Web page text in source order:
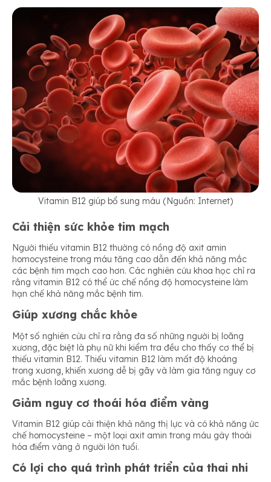
Vitamin B12 giúp bổ sung máu (Nguồn: Internet)
Cải thiện sức khỏe tim mạch
Người thiếu vitamin B12 thường có nồng độ axit amin
homocysteine trong máu tăng cao dẫn đến khả năng mắc
các bệnh tim mạch cao hơn. Các nghiên cứu khoa học chỉ ra
rằng vitamin B12 có thể ức chế nồng độ homocysteine làm
hạn chế khả năng mắc bệnh tim.
Giúp xương chắc khỏe
Một số nghiên cứu chỉ ra rằng đa số những người bị loãng
xương, đặc biệt là phụ nữ khi kiểm tra đều cho thấy cơ thể bị
thiếu vitamin B12. Thiếu vitamin B12 làm mất độ khoáng
trong xương, khiến xương dễ bị gãy và làm gia tăng nguy cơ
mắc bệnh loãng xương.
Giảm nguy cơ thoái hóa điểm vàng
Vitamin B12 giúp cải thiện khả năng thị lực và có khả năng ức
chế homocysteine – một loại axit amin trong máu gây thoái
hóa điểm vàng ở người lớn tuổi.
Có lợi cho quá trình phát triển của thai nhi